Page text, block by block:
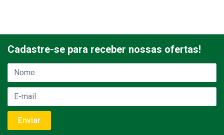
Cadastre-se para receber nossas ofertas!